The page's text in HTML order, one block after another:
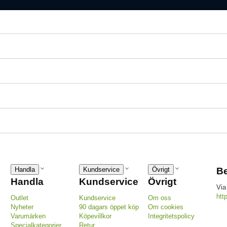
Handla
Handla
Outlet
Nyheter
Varumärken
Specialkategorier
Kundservice
Kundservice
Kundservice
90 dagars öppet köp
Köpevillkor
Retur
Övrigt
Övrigt
Om oss
Om cookies
Integritetspolicy